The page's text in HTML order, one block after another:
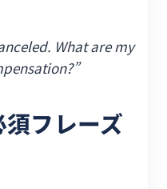
What are my
フレーズ